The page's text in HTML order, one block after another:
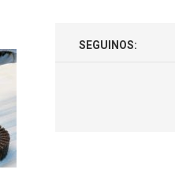
SEGUINOS: